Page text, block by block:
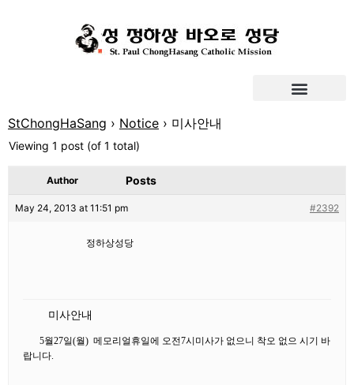
StChongHaSang › Notice › 미사안내
Viewing 1 post (of 1 total)
Author Posts
May 24, 2013 at 11:51 pm #2392
정하상성당
미사안내
5월27일(월) 메모리얼휴일에 오전7시미사가 없으니 착오 없으 시기 바
랍니다.